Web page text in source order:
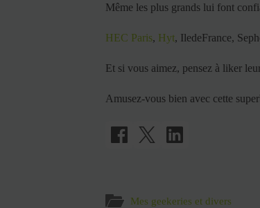
Même les plus grands lui font
HEC Paris, Hyt, IledeFrance,
Et si vous aimez, pensez à liker
Amusez-vous bien avec cette
Mes geekeries et divers